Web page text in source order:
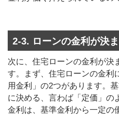
2-3. ローンの金利が決
次に、住宅ローンの金利が決
す。まず、住宅ローンの金利
用金利」の2つがあります。
に決める、言わば「定価」の
金利は、基準金利から一定の